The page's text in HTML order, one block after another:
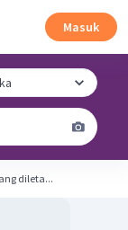
Masuk
dileta...